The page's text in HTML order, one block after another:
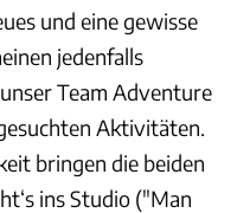
und eine gewisse
jedenfalls
Team Adventure
Aktivitäten.
bringen die beiden
ins Studio ("Man